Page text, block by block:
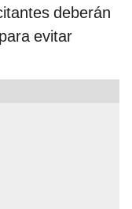
deberán
evitar